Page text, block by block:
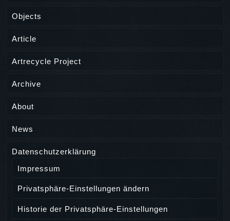
Objects
Article
Artrecycle Project
Archive
About
News
Datenschutzerklärung
Impressum
Privatsphäre-Einstellungen ändern
Historie der Privatsphäre-Einstellungen